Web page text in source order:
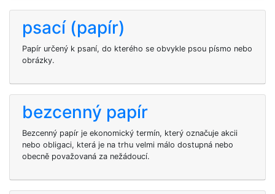
psací (papír)
Papír určený k psaní, do kterého se obvykle psou písmo nebo
obrázky.
bezcenný papír
Bezcenný papír je ekonomický termín, který označuje akcii
nebo obligaci, která je na trhu velmi málo dostupná nebo
obecně považovaná za nežádoucí.